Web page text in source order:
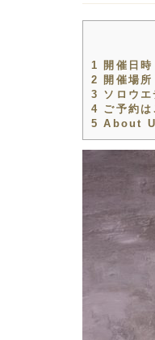
1
開催日時
2
開催場所
3 ソロウ
4 ご予約は
5 About